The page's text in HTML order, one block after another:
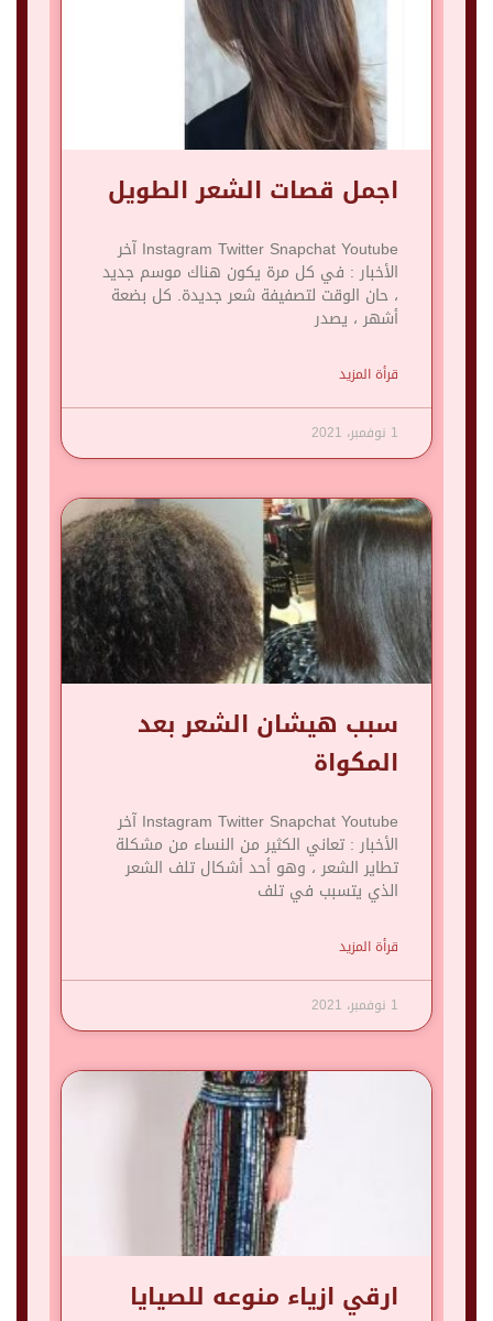
اجمل قصات الشعر الطويل
Instagram Twitter Snapchat Youtube آخر
الأخبار : في كل مرة يكون هناك موسم جديد
، حان الوقت لتصفيفة شعر جديدة. كل بضعة
أشهر ، يصدر
قرأة المزيد
1 نوفمبر، 2021
سبب هيشان الشعر بعد
المكواة
Instagram Twitter Snapchat Youtube آخر
الأخبار : تعاني الكثير من النساء من مشكلة
تطاير الشعر ، وهو أحد أشكال تلف الشعر
الذي يتسبب في تلف
قرأة المزيد
1 نوفمبر، 2021
ارقي ازياء منوعه للصيايا